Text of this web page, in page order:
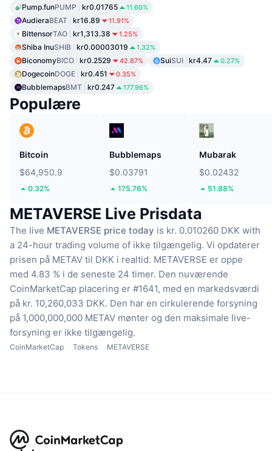
Pump.funPUMP kr0.01765 11.60%
AudieraBEAT kr16.89 11.91%
BittensorTAO kr1,313.38 1.25%
Shiba InuSHIB kr0.00003019 1.32%
BiconomyBICO kr0.2529 42.87% SuiSUI kr4.47 0.27%
DogecoinDOGE kr0.451 0.35%
BubblemapsBMT kr0.247 177.96%
Populære
Bitcoin
$64,950.9
0.32%
Bubblemaps
$0.03791
175.76%
Mubarak
$0.02432
51.88%
METAVERSE Live Prisdata
The live METAVERSE price today is kr. 0.010260 DKK with
a 24-hour trading volume of ikke tilgængelig. Vi opdaterer
prisen på METAV til DKK i realtid. METAVERSE er oppe
med 4.83 % i de seneste 24 timer. Den nuværende
CoinMarketCap placering er #1641, med en markedsværdi
på kr. 10,260,033 DKK. Den har en cirkulerende forsyning
på 1,000,000,000 METAV mønter og den maksimale live-
forsyning er ikke tilgængelig.
CoinMarketCap Tokens METAVERSE